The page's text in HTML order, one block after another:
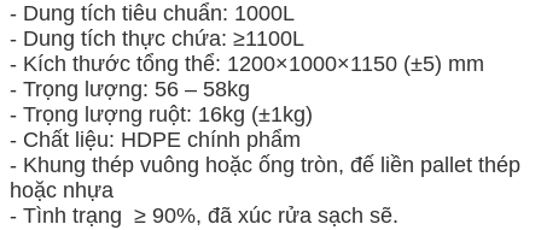
- Dung tích tiêu chuẩn: 1000L
- Dung tích thực chứa: ≥1100L
- Kích thước tổng thể: 1200×1000×1150 (±5) mm
- Trọng lượng: 56 – 58kg
- Trọng lượng ruột: 16kg (±1kg)
- Chất liệu: HDPE chính phẩm
- Khung thép vuông hoặc ống tròn, đế liền pallet thép
hoặc nhựa
- Tình trạng ≥ 90%, đã xúc rửa sạch sẽ.